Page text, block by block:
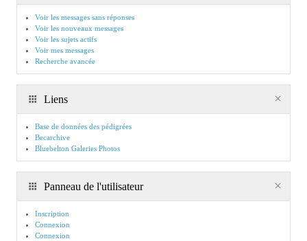
Voir les messages sans réponses
Voir les nouveaux messages
Voir les sujets actifs
Voir mes messages
Recherche avancée
Liens
Base de données des pédigrées
Becarchive
Bluebelton Galeries Photos
Panneau de l'utilisateur
Inscription
Connexion
Connexion